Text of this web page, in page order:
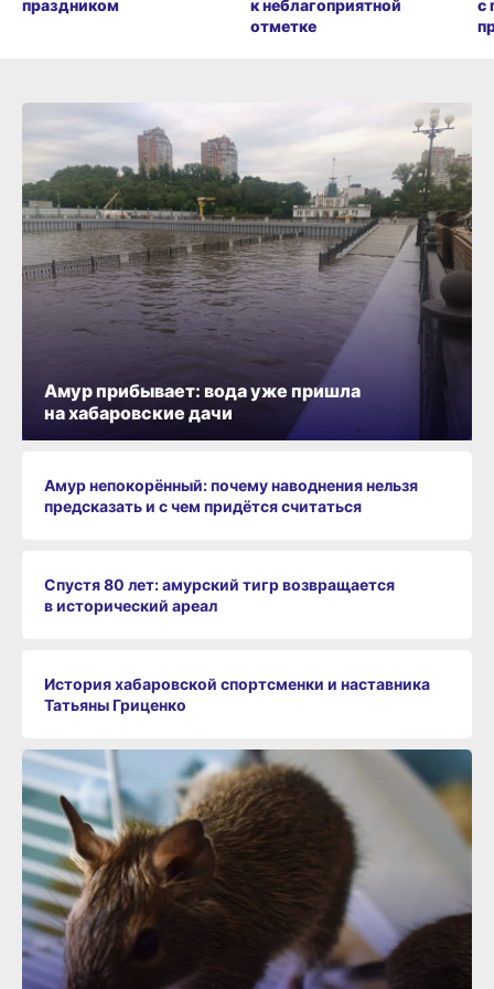
праздником
к неблагоприятной
отметке
с
Амур прибывает: вода уже пришла
на хабаровские дачи
Амур непокорённый: почему наводнения нельзя
предсказать и с чем придётся считаться
Спустя 80 лет: амурский тигр возвращается
в исторический ареал
История хабаровской спортсменки и наставника
Татьяны Гриценко